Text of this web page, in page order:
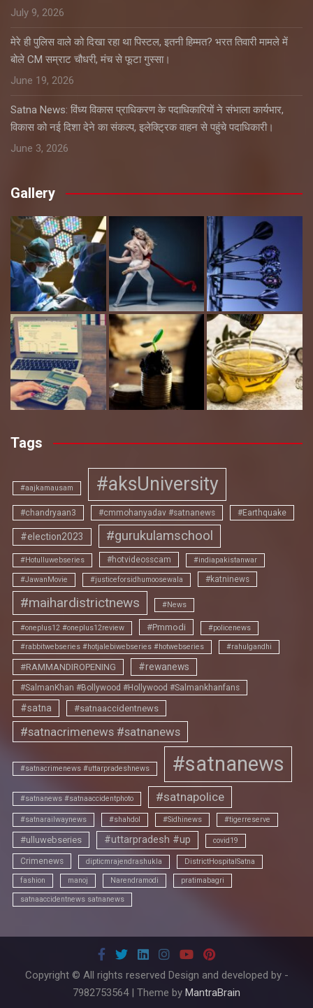
July 9, 2026
मेरे ही पुलिस वाले को दिखा रहा था पिस्टल, इतनी हिम्मत? भरत तिवारी मामले में
बोले CM सम्राट चौधरी, मंच से फूटा गुस्सा।
June 19, 2026
Satna News: विंध्य विकास प्राधिकरण के पदाधिकारियों ने संभाला कार्यभार,
विकास को नई दिशा देने का संकल्प, इलेक्ट्रिक वाहन से पहुंचे पदाधिकारी।
June 3, 2026
Gallery
Tags
#aajkamausam #aksUniversity
#chandryaan3 #cmmohanyadav #satnanews #Earthquake
#election2023 #gurukulamschool
#Hotulluwebseries #hotvideosscam #indiapakistanwar
#JawanMovie #justiceforsidhumoosewala #katninews
#maihardistrictnews #News
#oneplus12 #oneplus12review #Pmmodi #policenews
#rabbitwebseries #hotjalebiwebseries #hotwebseries #rahulgandhi
#RAMMANDIROPENING #rewanews
#SalmanKhan #Bollywood #Hollywood #Salmankhanfans
#satna #satnaaccidentnews
#satnacrimenews #satnanews
#satnacrimenews #uttarpradeshnews #satnanews
#satnanews #satnaaccidentphoto #satnapolice
#satnarailwaynews #shahdol #Sidhinews #tigerreserve
#ulluwebseries #uttarpradesh #up covid19
Crimenews dipticmrajendrashukla DistrictHospitalSatna
fashion manoj Narendramodi pratimabagri
satnaaccidentnews satnanews
Copyright © All rights reserved Design and developed by -
7982753564 | Theme by MantraBrain